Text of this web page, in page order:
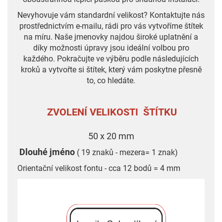
Nevyhovuje vám standardní velikost? Kontaktujte nás
prostřednictvím e-mailu, rádi pro vás vytvoříme štítek
na míru. Naše jmenovky najdou široké uplatnění a
díky možnosti úpravy jsou ideální volbou pro
každého. Pokračujte ve výběru podle následujících
kroků a vytvořte si štítek, který vám poskytne přesně
to, co hledáte.
ZVOLENÍ VELIKOSTI ŠTÍTKU
50 x 20 mm
Dlouhé jméno ( 19 znaků - mezera= 1 znak)
Orientační velikost fontu - cca 12 bodů = 4 mm